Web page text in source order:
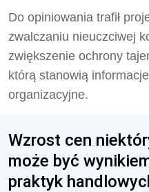
Do opiniowania trafił
zwalczaniu nieuczciwej
zwiększenie ochrony
którą stanowią
organizacyjne.
Wzrost cen
może być
praktyk